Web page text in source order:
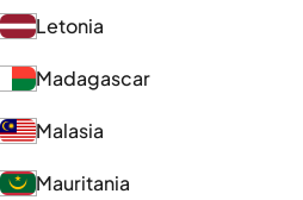
Letonia
Madagascar
Malasia
Mauritania